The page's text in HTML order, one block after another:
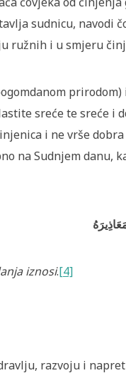
sudnicu, navodi
ružnih i u smjeru
sreće te sreće i
i ne vrše
na Sudnjem danu,
iznosi.[4]
razvoju i